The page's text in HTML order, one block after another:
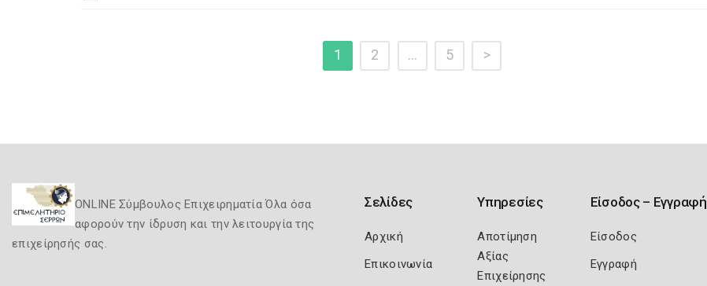
1 2 … 5 >
ONLINE Σύμβουλος Επιχειρηματία Όλα όσα
αφορούν την ίδρυση και την λειτουργία της
επιχείρησής σας.
Σελίδες
Αρχική
Επικοινωνία
Υπηρεσίες
Αποτίμηση
Αξίας
Επιχείρησης
Είσοδος – Εγγραφή
Είσοδος
Εγγραφή